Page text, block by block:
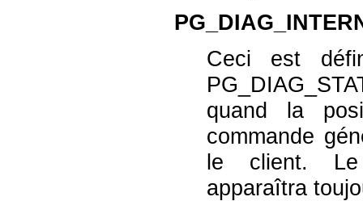
Ceci est
quand la
commande
le client.
apparaîtra